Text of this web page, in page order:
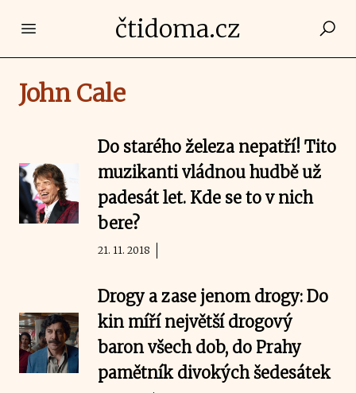
Open main menučtidoma.cz
John Cale
Do starého železa nepatří! Tito
muzikanti vládnou hudbě už
padesát let. Kde se to v nich
bere?
21. 11. 2018
Drogy a zase jenom drogy: Do
kin míří největší drogový
baron všech dob, do Prahy
pamětník divokých šedesátek